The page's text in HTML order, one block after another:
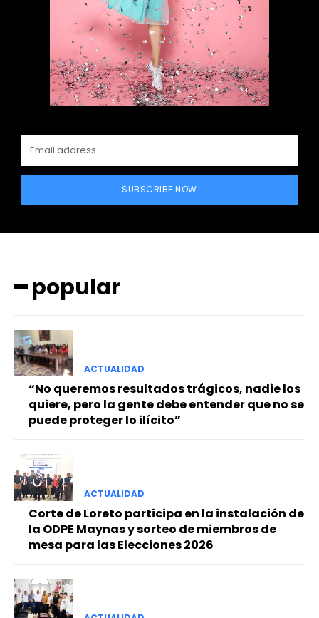
━ Planes
SUBSCRIBE NOW
━ popular
ACTUALIDAD
“No queremos resultados trágicos, nadie los
quiere, pero la gente debe entender que no se
puede proteger lo ilícito”
ACTUALIDAD
Corte de Loreto participa en la instalación de
la ODPE Maynas y sorteo de miembros de
mesa para las Elecciones 2026